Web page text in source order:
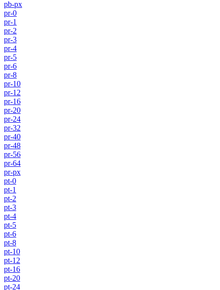
pb-px
pr-0
pr-1
pr-2
pr-3
pr-4
pr-5
pr-6
pr-8
pr-10
pr-12
pr-16
pr-20
pr-24
pr-32
pr-40
pr-48
pr-56
pr-64
pr-px
pt-0
pt-1
pt-2
pt-3
pt-4
pt-5
pt-6
pt-8
pt-10
pt-12
pt-16
pt-20
pt-24